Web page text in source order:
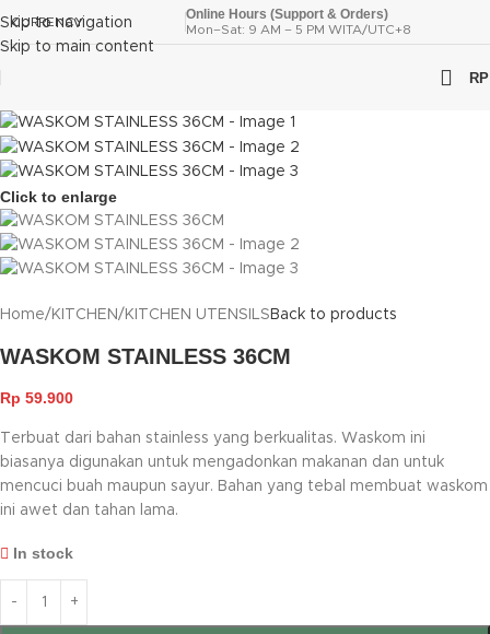
Skip to navigation
Skip to main content
CURRENCY Online Hours (Support & Orders)
Mon–Sat: 9 AM – 5 PM WITA/UTC+8
RP
Click to enlarge
Home/ KITCHEN/ KITCHEN UTENSILS Back to products
WASKOM STAINLESS 36CM
Rp 59.900
Terbuat dari bahan stainless yang berkualitas. Waskom ini
biasanya digunakan untuk mengadonkan makanan dan untuk
mencuci buah maupun sayur. Bahan yang tebal membuat waskom
ini awet dan tahan lama.
In stock